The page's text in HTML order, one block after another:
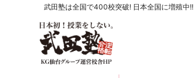
武田塾は全国で400校突破! 日本全国に増殖中!!